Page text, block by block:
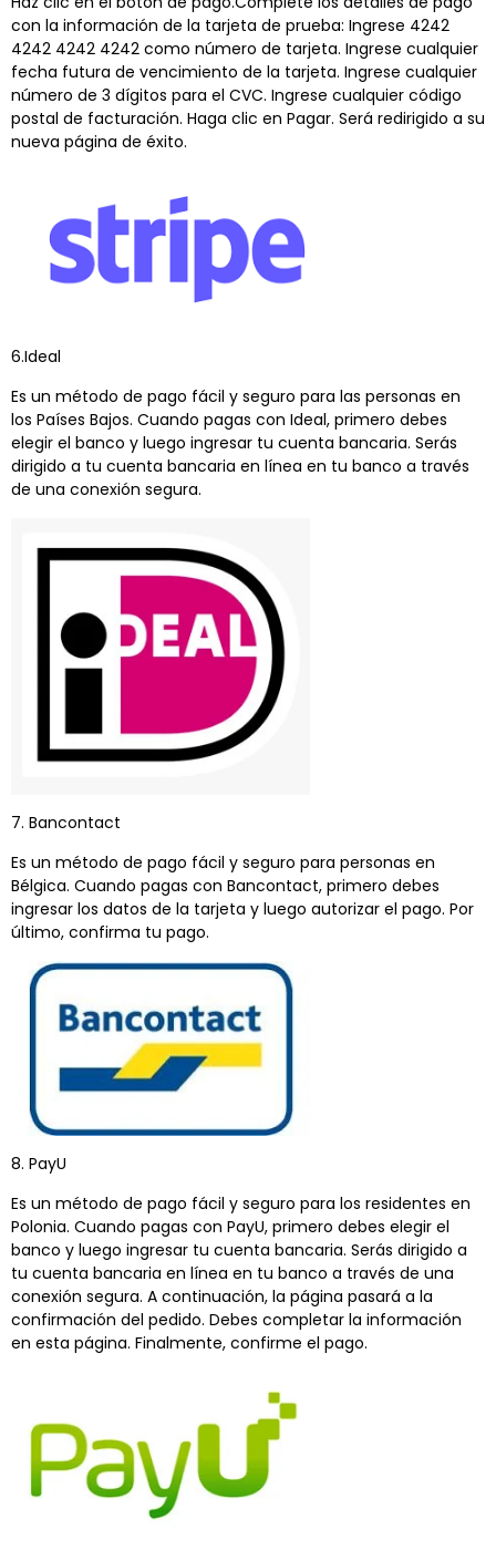
con la información de la tarjeta de prueba: Ingrese 4242
4242 4242 4242 como número de tarjeta. Ingrese cualquier
fecha futura de vencimiento de la tarjeta. Ingrese cualquier
número de 3 dígitos para el CVC. Ingrese cualquier código
postal de facturación. Haga clic en Pagar. Será redirigido a su
nueva página de éxito.
6.Ideal
Es un método de pago fácil y seguro para las personas en
los Países Bajos. Cuando pagas con Ideal, primero debes
elegir el banco y luego ingresar tu cuenta bancaria. Serás
dirigido a tu cuenta bancaria en línea en tu banco a través
de una conexión segura.
7. Bancontact
Es un método de pago fácil y seguro para personas en
Bélgica. Cuando pagas con Bancontact, primero debes
ingresar los datos de la tarjeta y luego autorizar el pago. Por
último, confirma tu pago.
8. PayU
Es un método de pago fácil y seguro para los residentes en
Polonia. Cuando pagas con PayU, primero debes elegir el
banco y luego ingresar tu cuenta bancaria. Serás dirigido a
tu cuenta bancaria en línea en tu banco a través de una
conexión segura. A continuación, la página pasará a la
confirmación del pedido. Debes completar la información
en esta página. Finalmente, confirme el pago.